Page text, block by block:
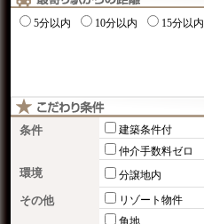
5分以内 10分以内 15分以内
条件 建築条件付
仲介手数料ゼロ
環境 分譲地内
その他 リゾート物件
角地